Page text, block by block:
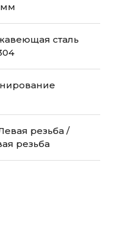
мм
сталь
резьба /
резьба